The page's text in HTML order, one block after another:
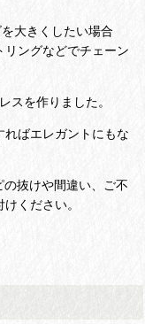
きくしたい場合
ングなどでチェーン
スを作りました。
ばエレガントにもな
抜けや間違い、ご不
ください。